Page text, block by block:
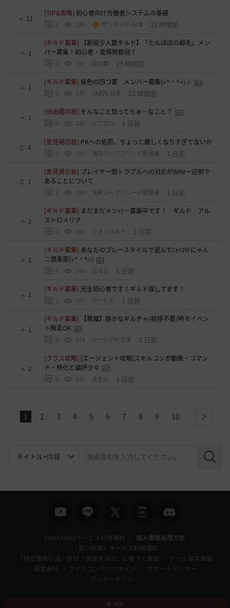
11
[TIP&攻略]初心者向け労働者システムの基礎
1 239 ザンナック-日本 23 時間前
1
[ギルド募集]
【新設少人数ギルド】「たんぽぽの綿毛」メン
バー募集！初心者・復帰勢歓迎！
0 169 鼠の巣 23 時間前
1
[ギルド募集]桜色の四つ葉 メンバー募集(=^・^=)ノ
0 145 VAZ光-日本 23 時間前
1
[自由掲示板] そんなこと知ってらぁ…なこと？
0 225 ノウワン 1 日前
4
[意見掲示板] PKへの処罰、ちょっと厳しくなりすぎてないか
2 192 浅井ジークフリード配信者 1 日前
1
[意見掲示板] プレイヤー間トラブルへの対応がBAN一辺倒で
あることについて
1 160 浅井ジークフリード配信者 1 日前
2
[ギルド募集] まだまだメンバー募集中です！ ギルド アル
ストロメリア
0 189 フォンバルト 1 日前
1
[ギルド募集] あなたのプレースタイルで遊んでﾆｬﾝｺ💛にゃん
こ倶楽部(=^・^=)
0 149 ぱるる 1 日前
1
[ギルド募集] 完全初心者です！ギルド探してます！
1 207 けーとら 1 日前
1
[ギルド募集]
【華嵐】静かなギルチャ/挨拶不要/時々イベン
ト無言OK
0 174 リーシアR-日本 1 日前
2
[クラス攻略] [エージェント攻略]スキルコンボ動画・コマン
ド・特化と論評少々
0 170 まそん 1 日前
1 2 3 4 5 6 7 8 9 10 next
検
Pearl Abyssサービス利用規約
個人情報処理方針
「黒い砂漠」サービス利用規約
「特定商取引法」及び「資金決済法」に基づく表記
ゲーム基本情報
運営会社
ファンコンテンツガイド
サポートセンター
クッキーポリシー
黒い砂漠